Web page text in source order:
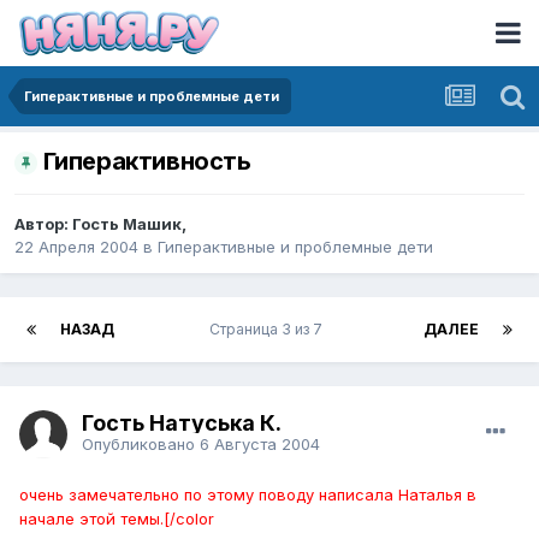
Гиперактивные и проблемные дети
Гиперактивность
Автор: Гость Машик,
22 Апреля 2004 в Гиперактивные и проблемные дети
НАЗАД ДАЛЕЕ
Страница 3 из 7
Гость Натуська К.
Опубликовано 6 Августа 2004
очень замечательно по этому поводу написала Наталья в
начале этой темы.[/color